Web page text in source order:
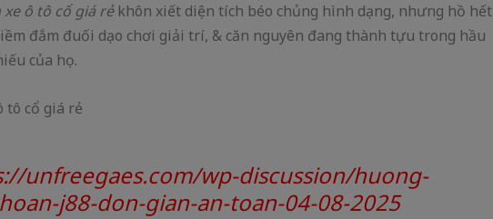
xe ô tô cổ giá rẻkhôn xiết diện tích béo chủng hình dạng, nhưng hồ hết
đắm đuối dạo chơi giải trí, & căn nguyên đang thành tựu trong hầu
của họ.
tô cổ giá rẻ
unfreegaes.com/wp-discussion/huong-
j88-don-gian-an-toan-04-08-2025